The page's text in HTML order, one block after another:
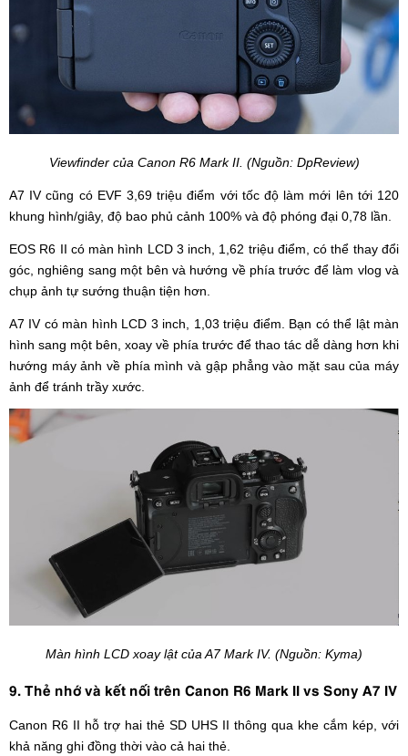
Viewfinder của Canon R6 Mark II. (Nguồn: DpReview)
A7 IV cũng có EVF 3,69 triệu điểm với tốc độ làm mới lên tới 120
khung hình/giây, độ bao phủ cảnh 100% và độ phóng đại 0,78 lần.
EOS R6 II có màn hình LCD 3 inch, 1,62 triệu điểm, có thể thay đổi
góc, nghiêng sang một bên và hướng về phía trước để làm vlog và
chụp ảnh tự sướng thuận tiện hơn.
A7 IV có màn hình LCD 3 inch, 1,03 triệu điểm. Bạn có thể lật màn
hình sang một bên, xoay về phía trước để thao tác dễ dàng hơn khi
hướng máy ảnh về phía mình và gập phẳng vào mặt sau của máy
ảnh để tránh trầy xước.
Màn hình LCD xoay lật của A7 Mark IV. (Nguồn: Kyma)
9. Thẻ nhớ và kết nối trên Canon R6 Mark II vs Sony A7 IV
Canon R6 II hỗ trợ hai thẻ SD UHS II thông qua khe cắm kép, với
khả năng ghi đồng thời vào cả hai thẻ.